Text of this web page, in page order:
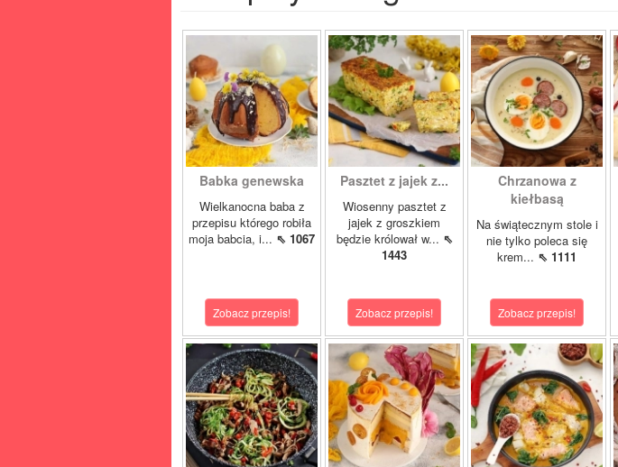
Babka genewska
Wielkanocna baba z
przepisu którego robiła
moja babcia, i... ⇖ 1067
Zobacz przepis!
Pasztet z jajek z...
Wiosenny pasztet z
jajek z groszkiem
będzie królował w... ⇖
1443
Zobacz przepis!
Chrzanowa z
kiełbasą
Na świątecznym stole i
nie tylko poleca się
krem... ⇖ 1111
Zobacz przepis!